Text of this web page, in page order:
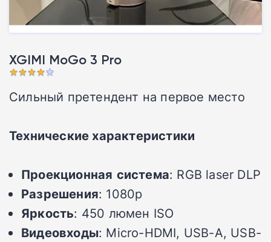
XGIMI MoGo 3 Pro
Сильный претендент на первое место
Технические характеристики
Проекционная система: RGB laser DLP
Разрешения: 1080p
Яркость: 450 люмен ISO
Видеовходы: Micro-HDMI, USB-A, USB-